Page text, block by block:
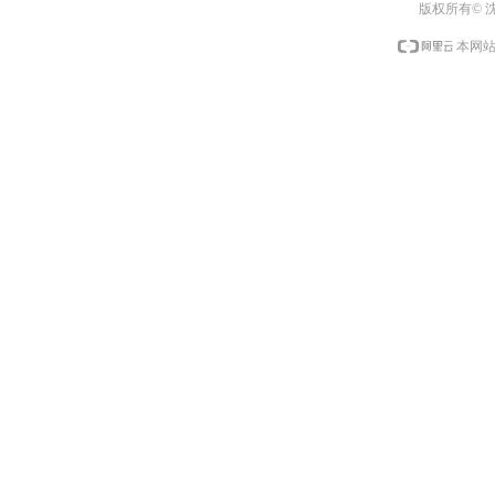
版权所有©
本网